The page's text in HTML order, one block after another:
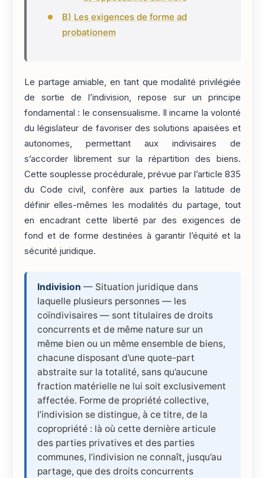
B) Les exigences de forme ad
probationem
Le partage amiable, en tant que modalité privilégiée
de sortie de l’indivision, repose sur un principe
fondamental : le consensualisme. Il incarne la volonté
du législateur de favoriser des solutions apaisées et
autonomes, permettant aux indivisaires de
s’accorder librement sur la répartition des biens.
Cette souplesse procédurale, prévue par l’article 835
du Code civil, confère aux parties la latitude de
définir elles-mêmes les modalités du partage, tout
en encadrant cette liberté par des exigences de
fond et de forme destinées à garantir l’équité et la
sécurité juridique.
Indivision — Situation juridique dans
laquelle plusieurs personnes — les
coïndivisaires — sont titulaires de droits
concurrents et de même nature sur un
même bien ou un même ensemble de biens,
chacune disposant d’une quote-part
abstraite sur la totalité, sans qu’aucune
fraction matérielle ne lui soit exclusivement
affectée. Forme de propriété collective,
l’indivision se distingue, à ce titre, de la
copropriété : là où cette dernière articule
des parties privatives et des parties
communes, l’indivision ne connaît, jusqu’au
partage, que des droits concurrents